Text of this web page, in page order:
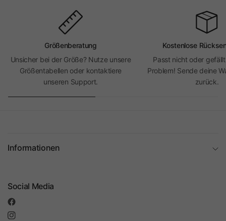
Größenberatung
Unsicher bei der Größe? Nutze unsere
Größentabellen oder kontaktiere
unseren Support.
Kostenlose
Passt nicht oder
Problem! Sende deine
zurück.
Informationen
Social Media